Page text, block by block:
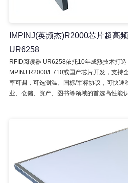
IMPINJ(英频杰)R2000芯片超高
UR6258
RFID阅读器 UR6258依托10年成熟技术打
MPINJ R2000/E710或国产芯片开发，支持
率可调，可选测温、国标/军标协议，可快速
业、仓储、资产、图书等领域的首选高性能识